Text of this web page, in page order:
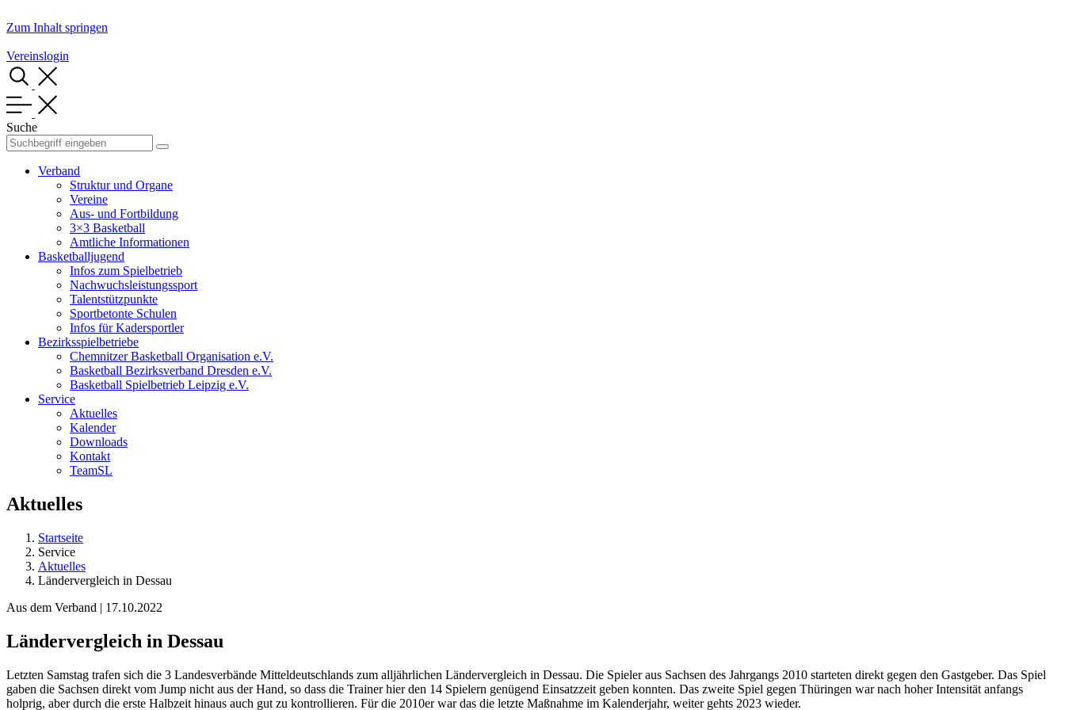
Zum Inhalt springen
Vereinslogin
Suche
Verband
Struktur und Organe
Vereine
Aus- und Fortbildung
3×3 Basketball
Amtliche Informationen
Basketballjugend
Infos zum Spielbetrieb
Nachwuchsleistungssport
Talentstützpunkte
Sportbetonte Schulen
Infos für Kadersportler
Bezirksspielbetriebe
Chemnitzer Basketball Organisation e.V.
Basketball Bezirksverband Dresden e.V.
Basketball Spielbetrieb Leipzig e.V.
Service
Aktuelles
Kalender
Downloads
Kontakt
TeamSL
Aktuelles
Startseite
Service
Aktuelles
Ländervergleich in Dessau
Aus dem Verband | 17.10.2022
Ländervergleich in Dessau
Letzten Samstag trafen sich die 3 Landesverbände Mitteldeutschlands zum alljährlichen Ländervergleich in Dessau. Die Spieler aus Sachsen des Jahrgangs 2010 starteten direkt gegen den Gastgeber. Das Spiel
gaben die Sachsen direkt vom Jump nicht aus der Hand, so dass die Trainer hier den 14 Spielern genügend Einsatzzeit geben konnten. Das zweite Spiel gegen Thüringen war nach hoher Intensität anfangs
holprig, aber durch die erste Halbzeit hinaus auch gut zu kontrollieren. Für die 2010er war das die letzte Maßnahme im Kalenderjahr, weiter gehts 2023 wieder.